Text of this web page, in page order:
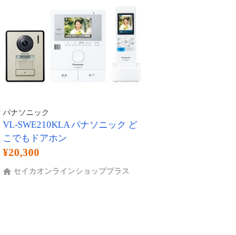
パナソニック
VL-SWE210KLA パナソニック ど
こでもドアホン
¥20,300
セイカオンラインショッププラス